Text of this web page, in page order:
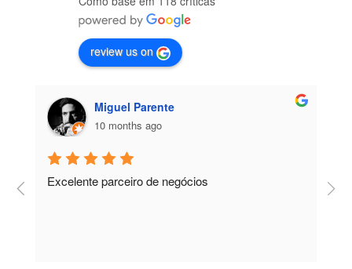
review us on
Miguel Parente
10 months ago
Excelente parceiro de negócios